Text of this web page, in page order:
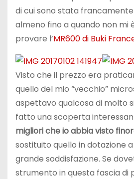
di cui sono stata
almeno fino a quando non mi
provare l’MR600 di Buki
Visto che il prezzo era
quello del mio “vecchio”
aspettavo qualcosa di molto
fatto una scoperta
migliori che io abbia visto
sostituito quello in dotazione
grande soddisfazione. Se
strumento in questa fascia di